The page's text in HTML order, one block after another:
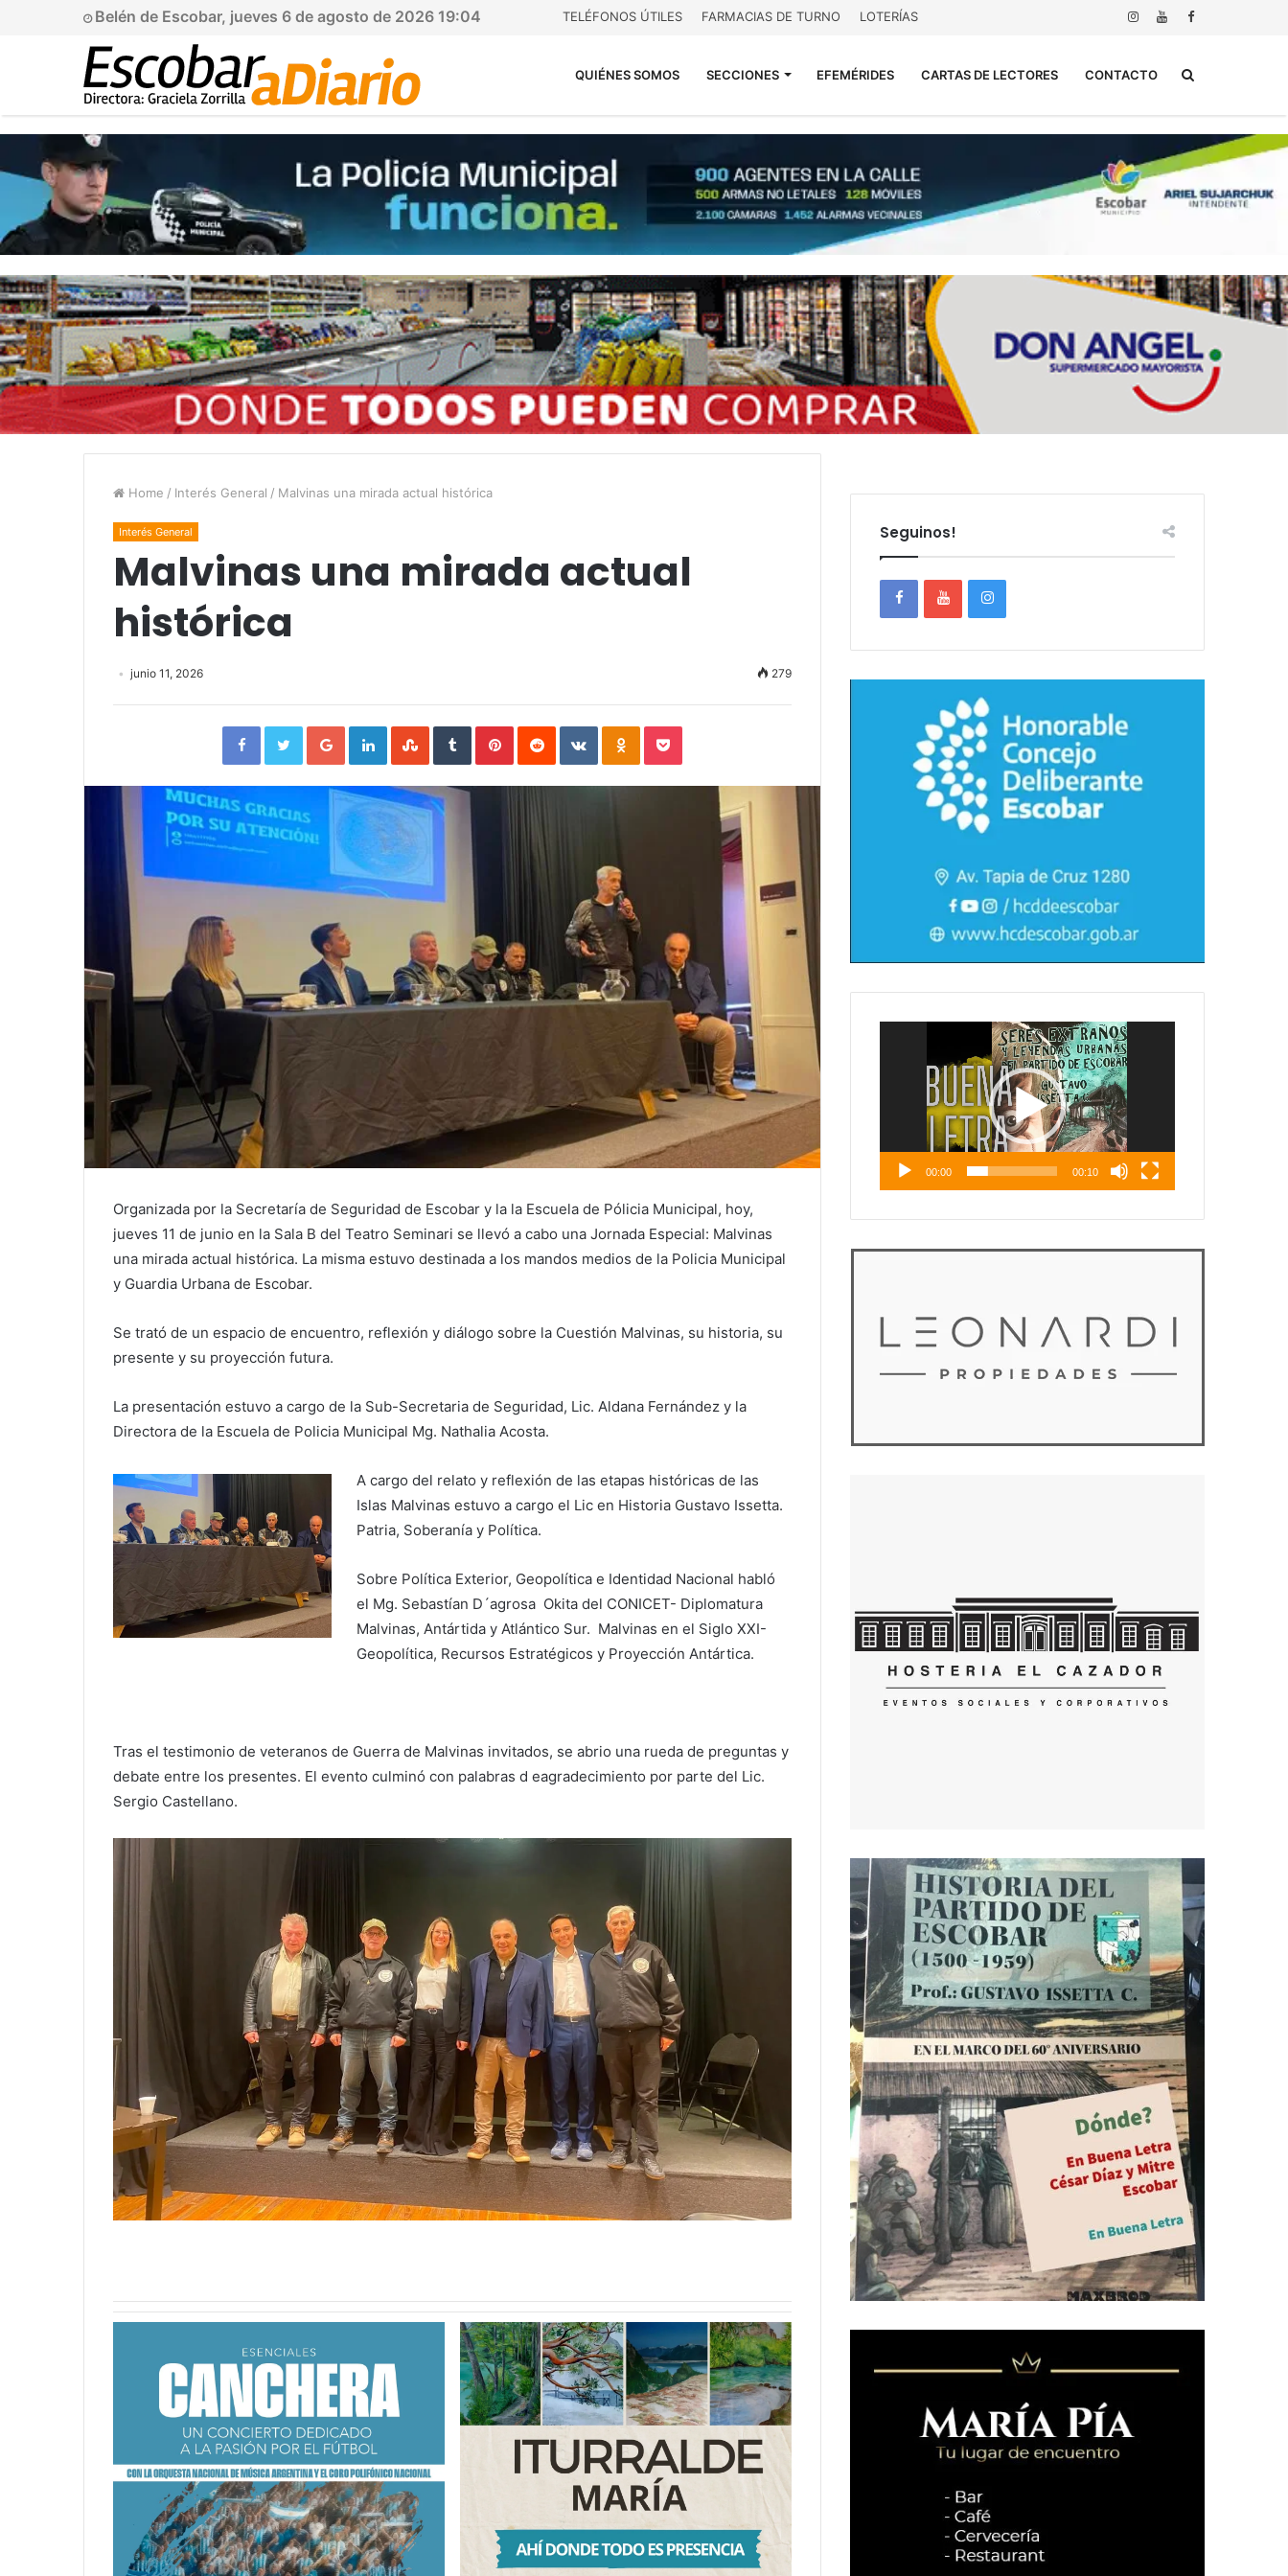
Belén de Escobar, jueves 6 de agosto de 2026 19:04 TELÉFONOS ÚTILES FARMACIAS DE TURNO LOTERÍAS
QUIÉNES SOMOS SECCIONES EFEMÉRIDES CARTAS DE LECTORES CONTACTO
Home / Interés General / Malvinas una mirada actual histórica
Interés General
Malvinas una mirada actual
histórica
junio 11, 2026 279
FacebookTwitterGoogle+LinkedInStumbleUpon
TumblrPinterestReddit VKontakteOdnoklassniki
Pocket
Organizada por la Secretaría de Seguridad de Escobar y la la Escuela de Pólicia Municipal, hoy,
jueves 11 de junio en la Sala B del Teatro Seminari se llevó a cabo una Jornada Especial: Malvinas
una mirada actual histórica. La misma estuvo destinada a los mandos medios de la Policia Municipal
y Guardia Urbana de Escobar.
Se trató de un espacio de encuentro, reflexión y diálogo sobre la Cuestión Malvinas, su historia, su
presente y su proyección futura.
La presentación estuvo a cargo de la Sub-Secretaria de Seguridad, Lic. Aldana Fernández y la
Directora de la Escuela de Policia Municipal Mg. Nathalia Acosta.
A cargo del relato y reflexión de las etapas históricas de las
Islas Malvinas estuvo a cargo el Lic en Historia Gustavo Issetta.
Patria, Soberanía y Política.
Sobre Política Exterior, Geopolítica e Identidad Nacional habló
el Mg. Sebastían D´agrosa Okita del CONICET- Diplomatura
Malvinas, Antártida y Atlántico Sur. Malvinas en el Siglo XXI-
Geopolítica, Recursos Estratégicos y Proyección Antártica.
Tras el testimonio de veteranos de Guerra de Malvinas invitados, se abrio una rueda de preguntas y
debate entre los presentes. El evento culminó con palabras d eagradecimiento por parte del Lic.
Sergio Castellano.
Seguinos!
00:00 00:10